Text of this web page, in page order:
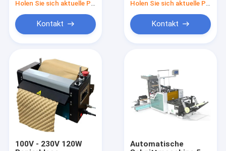
Kontakt Kontakt
100V - 230V 120W
Automatische